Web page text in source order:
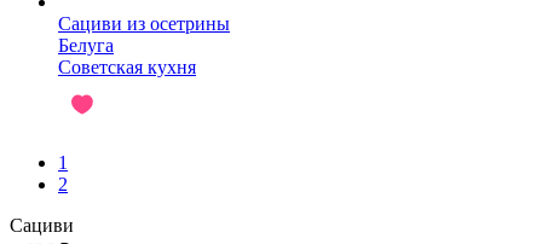
Сациви из осетрины
Белуга
Советская кухня
1
2
Сациви